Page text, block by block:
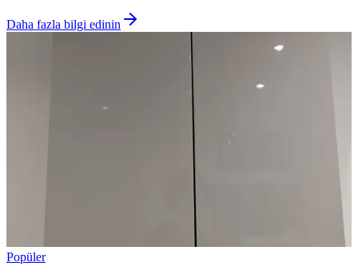
Daha fazla bilgi edinin
Popüler